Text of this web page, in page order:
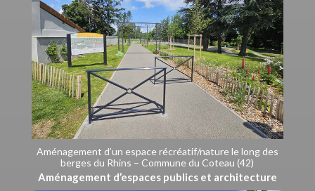
Aménagement d’un espace récréatif/nature le long des
berges du Rhins – Commune du Coteau (42)
Aménagement d’espaces publics et architecture